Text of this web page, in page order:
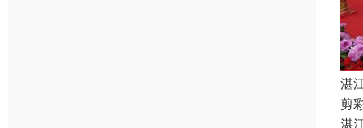
湛
剪
湛